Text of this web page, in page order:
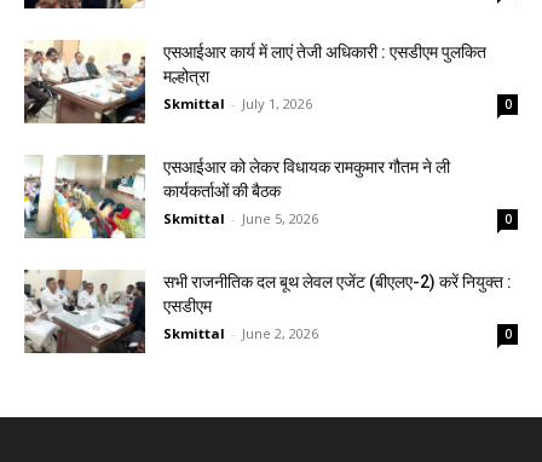
एसआईआर कार्य में लाएं तेजी अधिकारी : एसडीएम पुलकित
मल्होत्रा
Skmittal - July 1, 2026 0
एसआईआर को लेकर विधायक रामकुमार गौतम ने ली
कार्यकर्ताओं की बैठक
Skmittal - June 5, 2026 0
सभी राजनीतिक दल बूथ लेवल एजेंट (बीएलए-2) करें नियुक्त :
एसडीएम
Skmittal - June 2, 2026 0